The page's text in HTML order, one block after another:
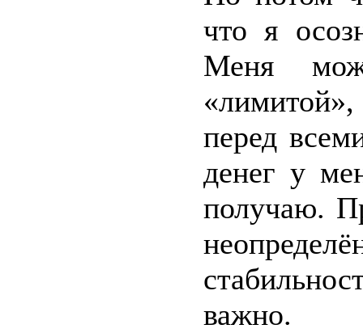
что я
Меня
перед
денег у
получаю.
важно.